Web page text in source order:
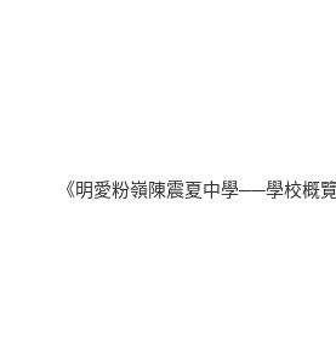
《明愛粉嶺陳震夏中學──學校概